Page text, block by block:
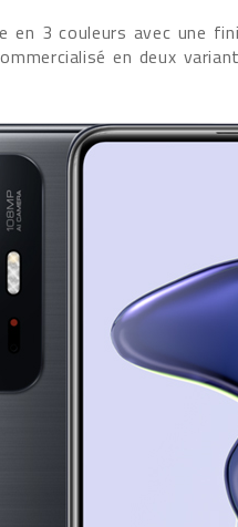
en 3 couleurs avec une
en deux